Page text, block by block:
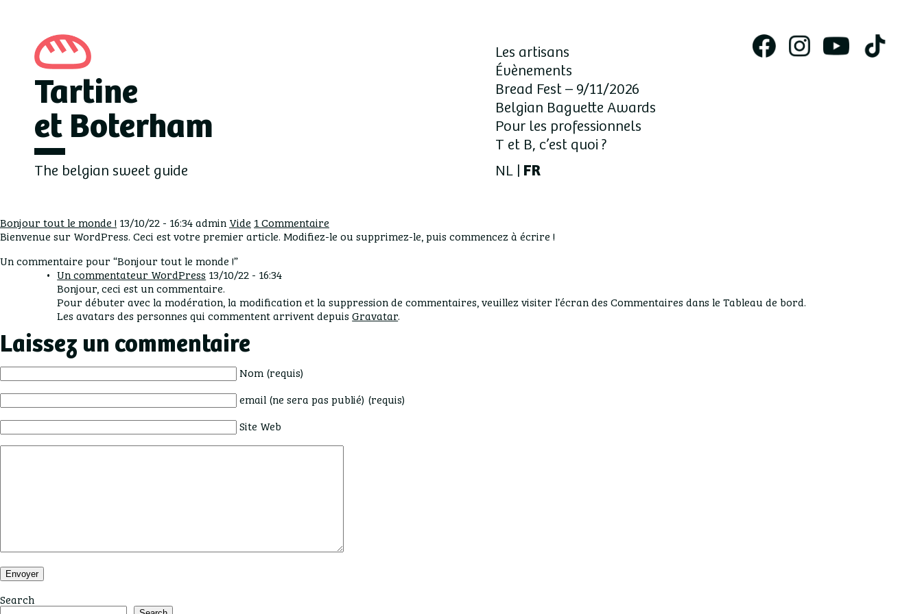
Tartine
et Boterham
The belgian sweet guide
Les artisans
Évènements
Bread Fest – 9/11/2026
Belgian Baguette Awards
Pour les professionnels
T et B, c’est quoi ?
NL
FR
Bonjour tout le monde ! 13/10/22 - 16:34 admin Vide 1 Commentaire
Bienvenue sur WordPress. Ceci est votre premier article. Modifiez-le ou supprimez-le, puis commencez à écrire !
Un commentaire pour “Bonjour tout le monde !”
Un commentateur WordPress 13/10/22 - 16:34
Bonjour, ceci est un commentaire.
Pour débuter avec la modération, la modification et la suppression de commentaires, veuillez visiter l’écran des Commentaires dans le Tableau de bord.
Les avatars des personnes qui commentent arrivent depuisGravatar.
Laissez un commentaire
Nom (requis)
email (ne sera pas publié) (requis)
Site Web
Search